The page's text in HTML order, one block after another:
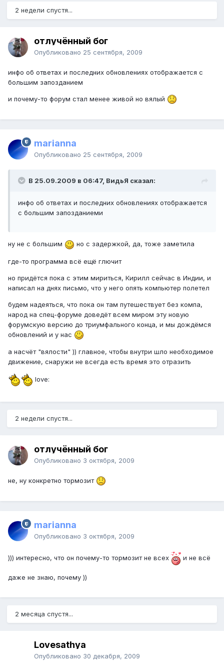
2 недели спустя...
отлучённый бог
Опубликовано 25 сентября, 2009
инфо об ответах и последних обновлениях отображается с
большим запозданием
и почему-то форум стал менее живой но вялый
marianna
Опубликовано 25 сентября, 2009
В 25.09.2009 в 06:47, ВидьЯ сказал:
инфо об ответах и последних обновлениях отображается
с большим запозданиеми
ну не с большим но с задержкой, да, тоже заметила
где-то программа всё ещё глючит
но придётся пока с этим мириться, Кирилл сейчас в Индии, и
написал на днях письмо, что у него опять компьютер полетел
будем надеяться, что пока он там путешествует без компа,
народ на спец-форуме доведёт всем миром эту новую
форумскую версию до триумфального конца, и мы дождёмся
обновлений и у нас
а насчёт "вялости" )) главное, чтобы внутри шло необходимое
движение, снаружи не всегда есть время это отразить
love:
2 недели спустя...
отлучённый бог
Опубликовано 3 октября, 2009
не, ну конкретно тормозит
marianna
Опубликовано 3 октября, 2009
))) интересно, что он почему-то тормозит не всех и не всё
даже не знаю, почему ))
2 месяца спустя...
Lovesathya
Опубликовано 30 декабря, 2009